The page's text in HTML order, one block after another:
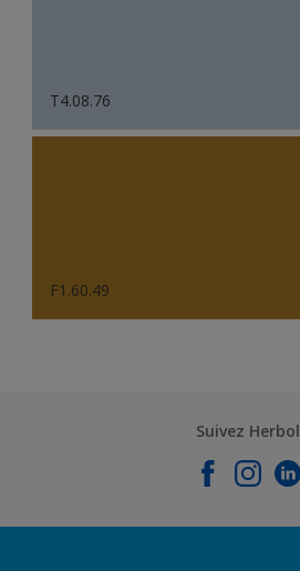
T4.08.76
F1.60.49
Suivez Herbol